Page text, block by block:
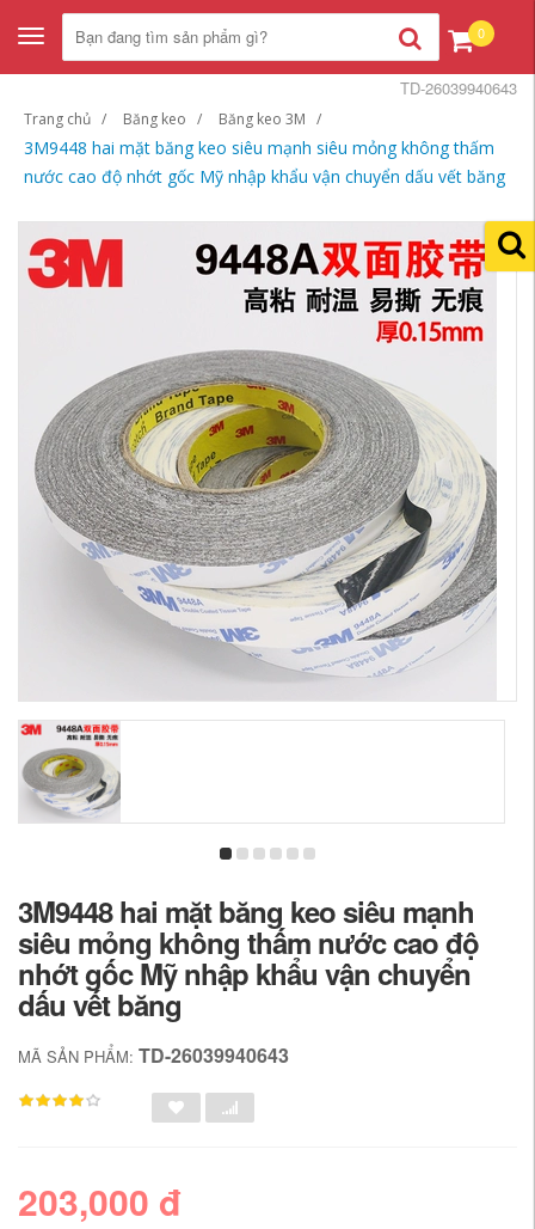
Toggle
navigation
0
Trang chủ Băng keo Băng keo 3M
3M9448 hai mặt băng keo siêu mạnh siêu mỏng không thấm
nước cao độ nhớt gốc Mỹ nhập khẩu vận chuyển dấu vết băng
TD-26039940643
3M9448 hai mặt băng keo siêu mạnh
siêu mỏng không thấm nước cao độ
nhớt gốc Mỹ nhập khẩu vận chuyển
dấu vết băng
MÃ SẢN PHẨM: TD-26039940643
203,000 đ